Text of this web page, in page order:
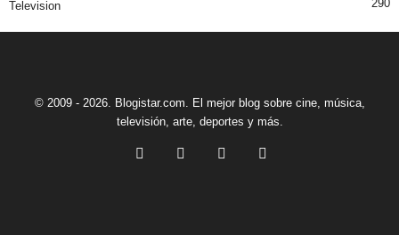
Television 290
© 2009 - 2026. Blogistar.com. El mejor blog sobre cine, música,
televisión, arte, deportes y más.